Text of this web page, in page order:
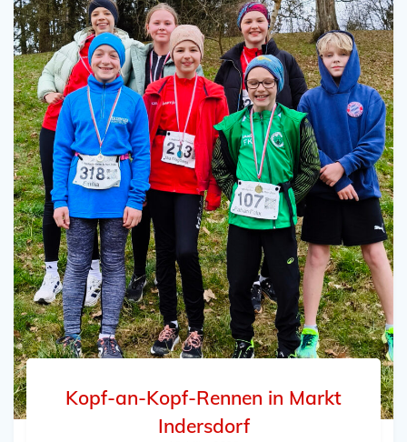
Kopf-an-Kopf-Rennen in Markt
Indersdorf